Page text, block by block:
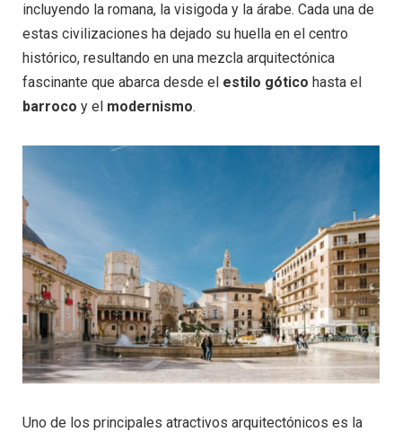
incluyendo la romana, la visigoda y la árabe. Cada una de
estas civilizaciones ha dejado su huella en el centro
histórico, resultando en una mezcla arquitectónica
fascinante que abarca desde el estilo gótico hasta el
barroco y el modernismo.
Uno de los principales atractivos arquitectónicos es la